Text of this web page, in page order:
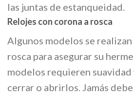
las juntas de estanqueidad.
Relojes con corona a rosca
Algunos modelos se realizan
rosca para asegurar su
modelos requieren suavidad
cerrar o abrirlos. Jamás